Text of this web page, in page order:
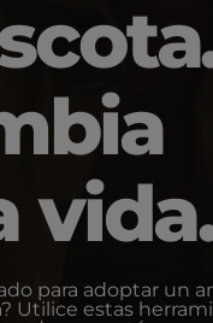
para adoptar un
Utilice estas